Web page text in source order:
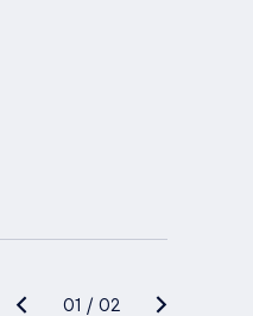
01 / 02